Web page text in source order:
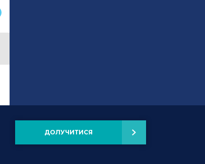
ДОЛУЧИТИСЯ